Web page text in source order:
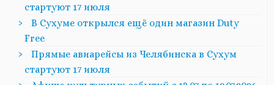
стартуют 17 июля
В Сухуме открылся ещё один магазин Duty
Free
Прямые авиарейсы из Челябинска в Сухум
стартуют 17 июля